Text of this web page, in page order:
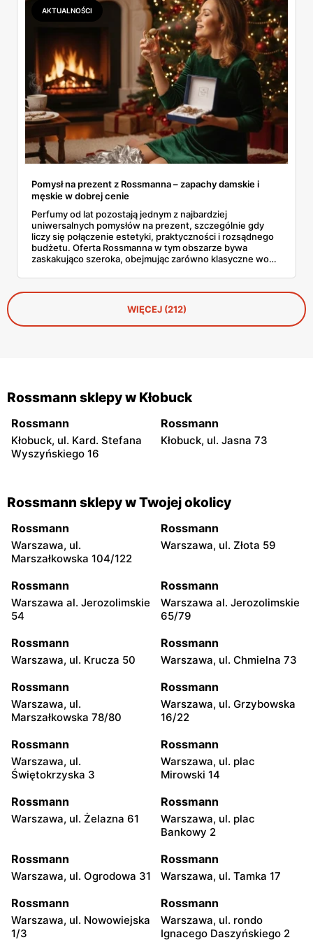
skutecznie ochronią dłonie, twarz, ciało i usta przed
skutkami mroźnej aury.
AKTUALNOŚCI
Pomysł na prezent z Rossmanna – zapachy damskie i
męskie w dobrej cenie
Perfumy od lat pozostają jednym z najbardziej
uniwersalnych pomysłów na prezent, szczególnie gdy
liczy się połączenie estetyki, praktyczności i rozsądnego
budżetu. Oferta Rossmanna w tym obszarze bywa
zaskakująco szeroka, obejmując zarówno klasyczne wody
zapachowe dla kobiet oraz mężczyzn. W aktualnych
promocjach pojawiają się marki dobrze znane, ale też
mniej oczywiste propozycje, które często sprawdzają się
właśnie w roli prezentu — neutralnego, a jednocześnie
niepozbawionego charakteru.
WIĘCEJ (212)
Rossmann sklepy w Kłobuck
Rossmann
Kłobuck, ul. Kard. Stefana
Wyszyńskiego 16
Rossmann
Kłobuck, ul. Jasna 73
Rossmann sklepy w Twojej okolicy
Rossmann
Warszawa, ul.
Marszałkowska 104/122
Rossmann
Warszawa, ul. Złota 59
Rossmann
Warszawa al. Jerozolimskie
54
Rossmann
Warszawa al. Jerozolimskie
65/79
Rossmann
Warszawa, ul. Krucza 50
Rossmann
Warszawa, ul. Chmielna 73
Rossmann
Warszawa, ul.
Marszałkowska 78/80
Rossmann
Warszawa, ul. Grzybowska
16/22
Rossmann
Warszawa, ul.
Świętokrzyska 3
Rossmann
Warszawa, ul. plac
Mirowski 14
Rossmann
Warszawa, ul. Żelazna 61
Rossmann
Warszawa, ul. plac
Bankowy 2
Rossmann
Warszawa, ul. Ogrodowa 31
Rossmann
Warszawa, ul. Tamka 17
Rossmann
Warszawa, ul. Nowowiejska
1/3
Rossmann
Warszawa, ul. rondo
Ignacego Daszyńskiego 2